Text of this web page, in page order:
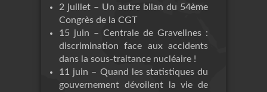
2 juillet – Un autre bilan du 54ème
Congrès de la CGT
15 juin – Centrale de Gravelines :
discrimination face aux accidents
dans la sous-traitance nucléaire !
11 juin – Quand les statistiques du
gouvernement dévoilent la vie de